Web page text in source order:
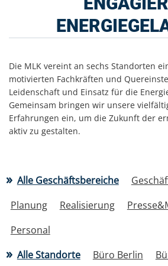
Die MLK vereint an sechs Standorten
motivierten Fachkräften und
Leidenschaft und Einsatz für die
Gemeinsam bringen wir unsere
Erfahrungen ein, um die Zukunft der
aktiv zu gestalten.
Alle Geschäftsbereiche
Planung
Realisierung
Personal
Alle Standorte
Büro Berlin